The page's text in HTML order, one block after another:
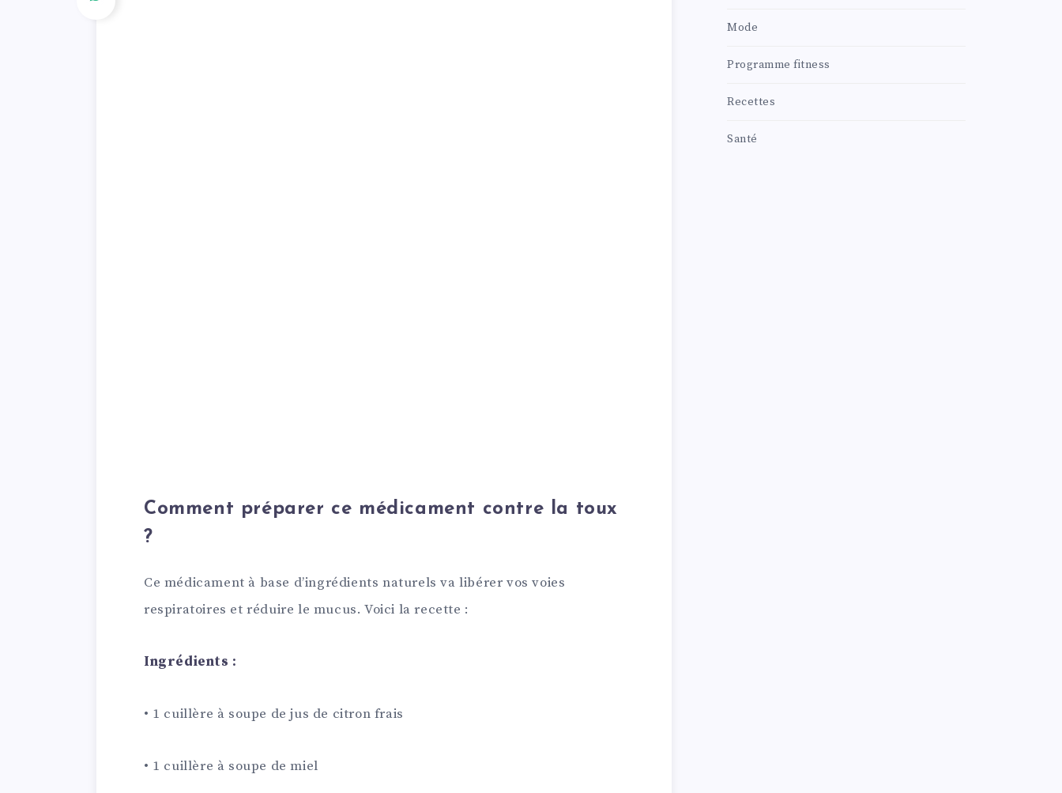
Comment préparer ce médicament contre la toux
?
Ce médicament à base d’ingrédients naturels va libérer vos voies
respiratoires et réduire le mucus. Voici la recette :
Ingrédients :
• 1 cuillère à soupe de jus de citron frais
• 1 cuillère à soupe de miel
Mode
Programme fitness
Recettes
Santé